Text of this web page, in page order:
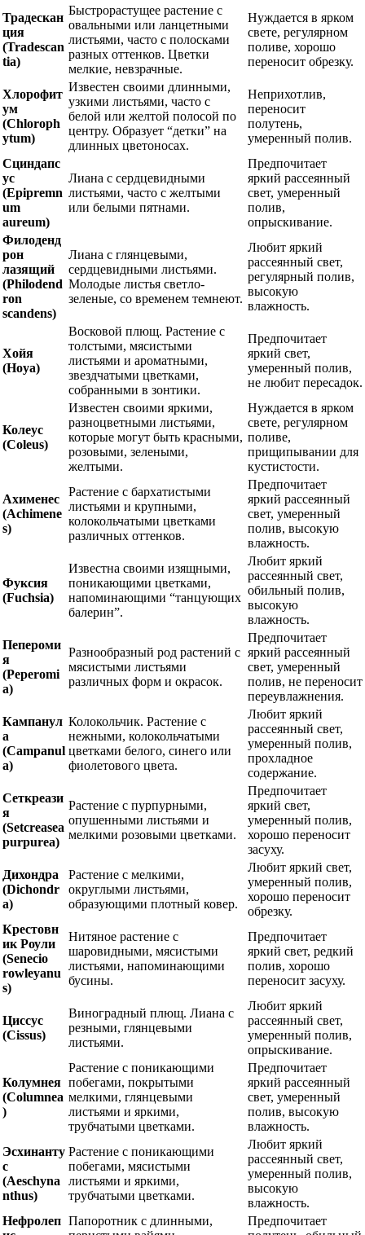
Традескан
ция
(Tradescan
tia)
Быстрорастущее растение с
овальными или ланцетными
листьями, часто с полосками
разных оттенков. Цветки
мелкие, невзрачные.
Нуждается в ярком
свете, регулярном
поливе, хорошо
переносит обрезку.
Хлорофит
ум
(Chloroph
ytum)
Известен своими длинными,
узкими листьями, часто с
белой или желтой полосой по
центру. Образует “детки” на
длинных цветоносах.
Неприхотлив,
переносит
полутень,
умеренный полив.
Сциндапс
ус
(Epipremn
um
aureum)
Лиана с сердцевидными
листьями, часто с желтыми
или белыми пятнами.
Предпочитает
яркий рассеянный
свет, умеренный
полив,
опрыскивание.
Филоденд
рон
лазящий
(Philodend
ron
scandens)
Лиана с глянцевыми,
сердцевидными листьями.
Молодые листья светло-
зеленые, со временем темнеют.
Любит яркий
рассеянный свет,
регулярный полив,
высокую
влажность.
Хойя
(Hoya)
Восковой плющ. Растение с
толстыми, мясистыми
листьями и ароматными,
звездчатыми цветками,
собранными в зонтики.
Предпочитает
яркий свет,
умеренный полив,
не любит пересадок.
Колеус
(Coleus)
Известен своими яркими,
разноцветными листьями,
которые могут быть красными,
розовыми, зелеными,
желтыми.
Нуждается в ярком
свете, регулярном
поливе,
прищипывании для
кустистости.
Ахименес
(Achimene
s)
Растение с бархатистыми
листьями и крупными,
колокольчатыми цветками
различных оттенков.
Предпочитает
яркий рассеянный
свет, умеренный
полив, высокую
влажность.
Фуксия
(Fuchsia)
Известна своими изящными,
поникающими цветками,
напоминающими “танцующих
балерин”.
Любит яркий
рассеянный свет,
обильный полив,
высокую
влажность.
Пепероми
я
(Peperomi
a)
Разнообразный род растений с
мясистыми листьями
различных форм и окрасок.
Предпочитает
яркий рассеянный
свет, умеренный
полив, не переносит
переувлажнения.
Кампанул
а
(Campanul
a)
Колокольчик. Растение с
нежными, колокольчатыми
цветками белого, синего или
фиолетового цвета.
Любит яркий
рассеянный свет,
умеренный полив,
прохладное
содержание.
Сеткреази
я
(Setcreasea
purpurea)
Растение с пурпурными,
опушенными листьями и
мелкими розовыми цветками.
Предпочитает
яркий свет,
умеренный полив,
хорошо переносит
засуху.
Дихондра
(Dichondr
a)
Растение с мелкими,
округлыми листьями,
образующими плотный ковер.
Любит яркий свет,
умеренный полив,
хорошо переносит
обрезку.
Крестовн
ик Роули
(Senecio
rowleyanu
s)
Нитяное растение с
шаровидными, мясистыми
листьями, напоминающими
бусины.
Предпочитает
яркий свет, редкий
полив, хорошо
переносит засуху.
Циссус
(Cissus)
Виноградный плющ. Лиана с
резными, глянцевыми
листьями.
Любит яркий
рассеянный свет,
умеренный полив,
опрыскивание.
Колумнея
(Columnea
)
Растение с поникающими
побегами, покрытыми
мелкими, глянцевыми
листьями и яркими,
трубчатыми цветками.
Предпочитает
яркий рассеянный
свет, умеренный
полив, высокую
влажность.
Эсхинанту
с
(Aeschyna
nthus)
Растение с поникающими
побегами, мясистыми
листьями и яркими,
трубчатыми цветками.
Любит яркий
рассеянный свет,
умеренный полив,
высокую
влажность.
Нефролеп Папоротник с длинными,
Предпочитает